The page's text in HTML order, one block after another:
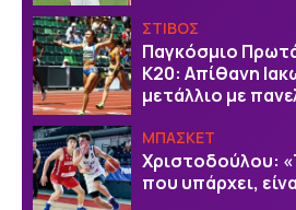
ΣΤΙΒΟΣ
Παγκόσμιο
Κ20: Απίθανη
μετάλλιο με
ΜΠΑΣΚΕΤ
Χριστοδούλου:
που υπάρχει,